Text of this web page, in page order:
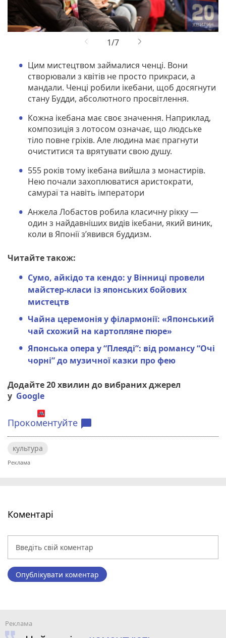
Цим мистецтвом займалися ченці. Вони
створювали з квітів не просто прикраси, а
мандали. Ченці робили ікебани, щоб досягнути
стану Будди, абсолютного просвітлення.
Кожна ікебана має своє значення. Наприклад,
композиція з лотосом означає, що людське
тіло повне гріхів. Але людина має прагнути
очиститися та врятувати свою душу.
555 років тому ікебана вийшла з монастирів.
Нею почали захоплюватися аристократи,
самураї та навіть імператори
Анжела Лобастов робила класичну рікку —
один з найдавніших видів ікебани, який виник,
коли в Японії з’явився буддизм.
Читайте також:
Сумо, айкідо та кендо: у Вінниці провели
майстер-класи із японських бойових
мистецтв
Чайна церемонія у філармонії: «Японський
чай схожий на картопляне пюре»
Японська опера у “Плеяді”: від романсу “Очі
чорні” до музичної казки про фею
Додайте 20 хвилин до вибраних джерел
у Google
Прокоментуйте chat_bubble
культура
Коментарі
Опублікувати коментар